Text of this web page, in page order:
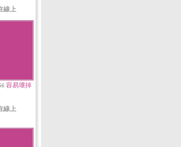
線上
容易壞掉
線上